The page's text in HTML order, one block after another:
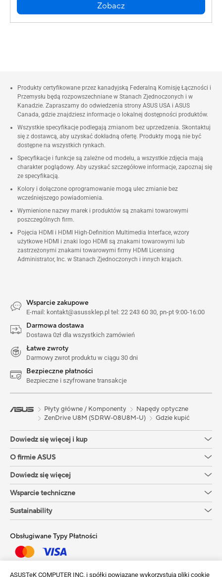
ASUSTeK COMPUTER INC. i spółki powiązane wykorzystują pliki cookie
Zobacz
Produkty certyfikowane przez kanadyjską Federalną Komisję Łączności i
Przemysłu będą rozpowszechniane w Stanach Zjednoczonych i w
Kanadzie. Zapraszamy do odwiedzenia strony ASUS USA i ASUS
Canada, gdzie znajdziesz informacje o lokalnej dostępności produktów.
Wszystkie specyfikacje podlegają zmianom bez uprzedzenia. Skontaktuj
się z dostawcą, aby uzyskać dokładną ofertę. Produkty mogą nie być
dostępne na wszystkich rynkach.
Specyfikacje i funkcje są zależne od modelu, a wszystkie zdjęcia mają
charakter poglądowy. Aby uzyskać szczegółowe informacje, zapoznaj się
ze specyfikacją.
Kolory i dołączone oprogramowanie mogą ulec zmianie bez
wcześniejszego powiadomienia.
Wymienione nazwy marek i produktów są znakami towarowymi
poszczególnych firm.
Pojęcia HDMI i HDMI High-Definition Multimedia Interface, wzory
użytkowe HDMI i znaki logo HDMI są znakami towarowymi lub
zastrzeżonymi znakami towarowymi firmy HDMI Licensing
Administrator, Inc. w Stanach Zjednoczonych i innych krajach.
Wsparcie zakupowe
E-mail: kontakt@asussklep.pl tel: 22 243 60 30, pn-pt 9:00-16:00
Darmowa dostawa
Dostawa 0zł dla wszystkich zamówień
Łatwe zwroty
Darmowy zwrot produktu w ciągu 30 dni
Bezpieczne płatności
Bezpieczne i szyfrowane transakcje
Płyty główne / Komponenty
Napędy optyczne
ZenDrive U8M (SDRW-08U8M-U)
Gdzie kupić
Dowiedz się więcej i kup
O firmie ASUS
Dowiedz się więcej
Wsparcie techniczne
Sustainability
Obsługiwane Typy Płatności
Uzyskaj najnowsze oferty i więcej